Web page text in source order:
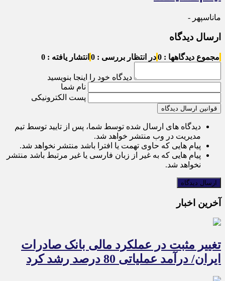
ماناسپهر -
ارسال دیدگاه
مجموع دیدگاهها : 0 در انتظار بررسی : 0 انتشار یافته : 0
دیدگاه خود را اینجا بنویسید
نام شما
پست الکترونیکی
قوانین ارسال دیدگاه
دیدگاه های ارسال شده توسط شما، پس از تایید توسط تیم
مدیریت در وب منتشر خواهد شد.
پیام هایی که حاوی تهمت یا افترا باشد منتشر نخواهد شد.
پیام هایی که به غیر از زبان فارسی یا غیر مرتبط باشد منتشر
نخواهد شد.
آخرین اخبار
تغییر مثبت در عملکرد مالی بانک صادرات
ایران/ درآمد عملیاتی 80 درصد رشد کرد